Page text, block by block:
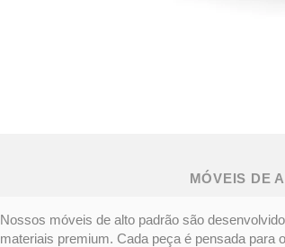
MÓVEIS DE
Nossos móveis de alto padrão são
materiais premium. Cada peça é pensada para